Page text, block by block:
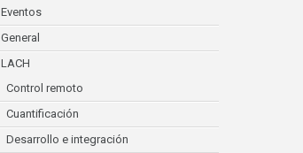
Eventos
General
LACH
Control remoto
Cuantificación
Desarrollo e integración